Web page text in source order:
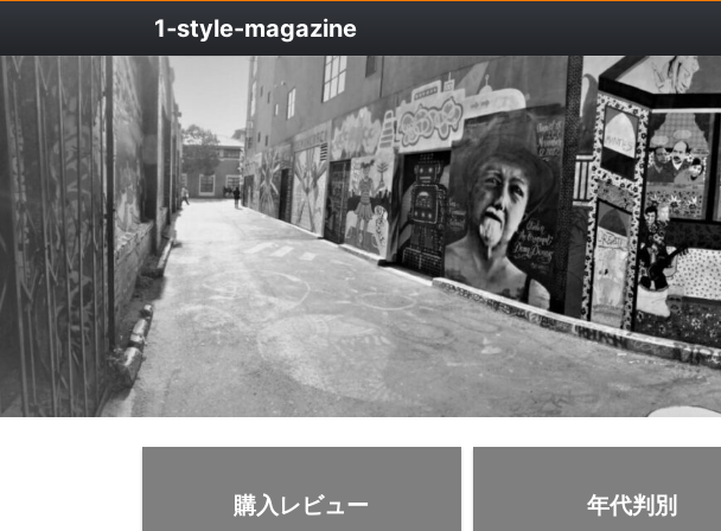
1‐style-magazine
購入レビュー 年代判別